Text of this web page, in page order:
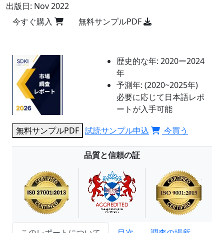
出版日: Nov 2022
今すぐ購入
無料サンプルPDF
歴史的な年: 2020ー2024
年
予測年: (2020~2025年)
必要に応じて日本語レポ
ートが入手可能
無料サンプルPDF 試読サンプル申込 今買う
品質と信頼の証